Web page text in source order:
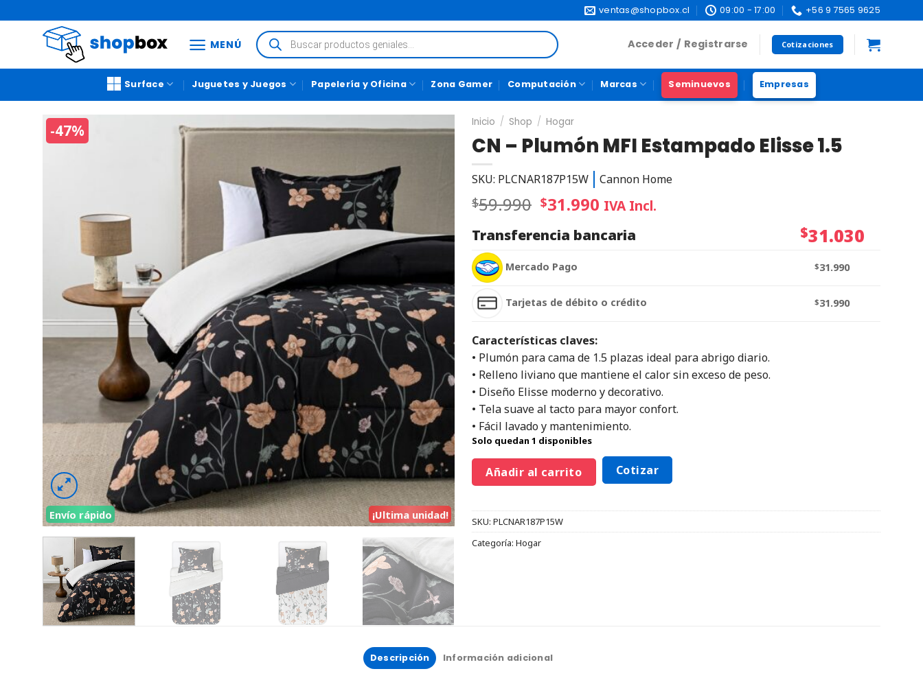
ventas@shopbox.cl 09:00 - 17:00 +56 9 7565 9625
MENÚ Acceder / Registrarse Cotizaciones
Surface Juguetes y Juegos Papelería y Oficina Zona Gamer Computación Marcas Seminuevos Empresas
-47%
¡Ultima unidad!
Envío rápido
Inicio / Shop / Hogar
CN – Plumón MFI Estampado Elisse 1.5
SKU: PLCNAR187P15W Cannon Home
$59.990 $31.990 IVA Incl.
Transferencia bancaria
$31.030
Mercado Pago $31.990
Tarjetas de débito o crédito $31.990
Características claves:
• Plumón para cama de 1.5 plazas ideal para abrigo diario.
• Relleno liviano que mantiene el calor sin exceso de peso.
• Diseño Elisse moderno y decorativo.
• Tela suave al tacto para mayor confort.
• Fácil lavado y mantenimiento.
Solo quedan 1 disponibles
Añadir al carrito Cotizar
SKU: PLCNAR187P15W
Categoría: Hogar
Descripción Información adicional